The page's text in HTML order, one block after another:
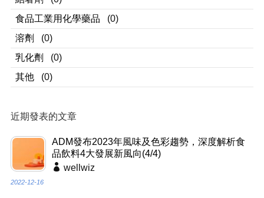
食品工業用化學藥品
(0)
溶劑
(0)
乳化劑
(0)
其他
(0)
近期發表的文章
ADM發布2023年風味及色彩趨勢，深度解析食
品飲料4大發展新風向(4/4)
wellwiz
2022-12-16